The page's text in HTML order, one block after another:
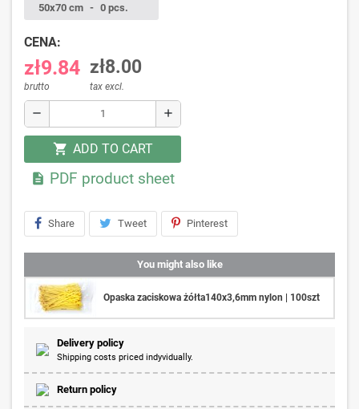
50x70 cm - 0 pcs.
CENA:
zł9.84
brutto
zł8.00
tax excl.
remove add
shopping_cart ADD TO CART
 PDF product sheet
Share Tweet Pinterest
You might also like
Opaska zaciskowa żółta140x3,6mm nylon | 100szt
Delivery policy
Shipping costs priced indyvidually.
Return policy